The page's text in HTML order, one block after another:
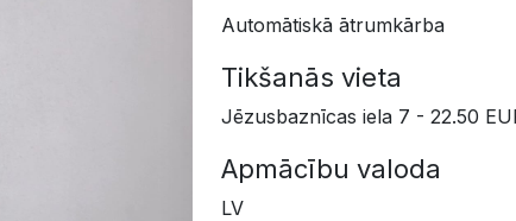
Automātiskā ātrumkārba
Tikšanās vieta
Jēzusbaznīcas iela 7 - 22.50
Apmācību valoda
LV